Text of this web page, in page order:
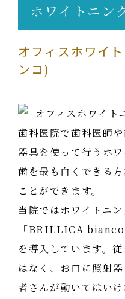
ホワイトニン
オフィスホワイ
ンコ)
歯科医院で歯科医師
器具を使って行うホ
歯を最も白くできる
ことができます。
当院ではホワイトニ
「BRILLICA bianco
を導入しています。
はなく、お口に照射
者さんが動いてはい